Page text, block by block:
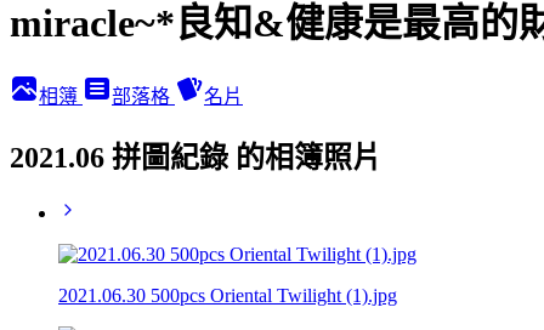
miracle~*良知&健康是最高的
相簿 部落格 名片
2021.06 拼圖紀錄 的相簿照片
2021.06.30 500pcs Oriental Twilight (1).jpg